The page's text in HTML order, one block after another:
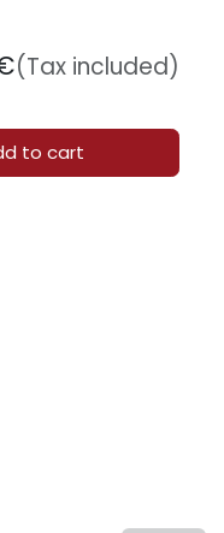
to cart
(Tax included)